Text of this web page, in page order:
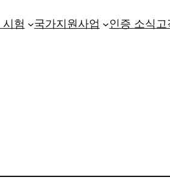
험 국가지원사업 인증 소식고